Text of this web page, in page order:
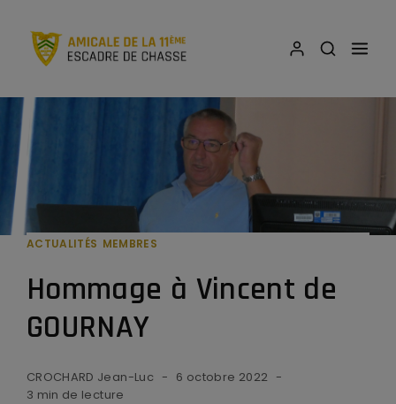
ACTUALITÉS MEMBRES
Hommage à Vincent de
GOURNAY
CROCHARD Jean-Luc
6 octobre 2022
3 min de lecture